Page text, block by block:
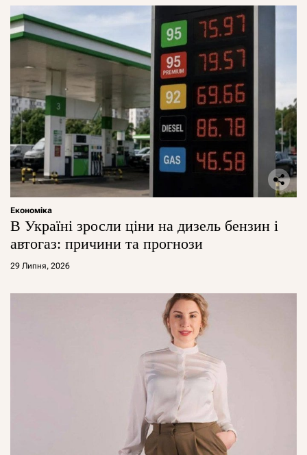
Економіка
В Україні зросли ціни на дизель бензин і
автогаз: причини та прогнози
29 Липня, 2026